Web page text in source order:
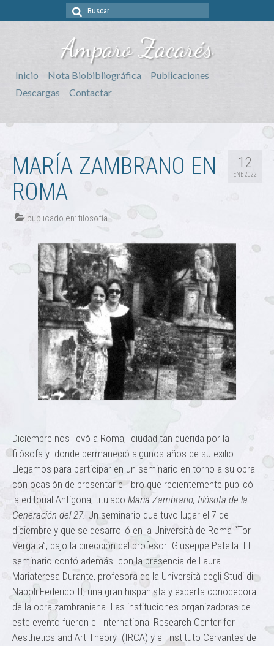
Buscar
Amparo Zacarés
Inicio Nota Biobibliográfica
Publicaciones
Descargas
Contactar
12
ENE 2022
MARÍA ZAMBRANO EN
ROMA
publicado en: filosofía
Diciembre nos llevó a Roma, ciudad tan querida por la
filósofa y donde permaneció algunos años de su exilio.
Llegamos para participar en un seminario en torno a su obra
con ocasión de presentar el libro que recientemente publicó
la editorial Antígona, titulado Maria Zambrano, filósofa de la
Generación del 27. Un seminario que tuvo lugar el 7 de
diciembre y que se desarrolló en la Università de Roma “Tor
Vergata”, bajo la dirección del profesor Giuseppe Patella. El
seminario contó además con la presencia de Laura
Mariateresa Durante, profesora de la Università degli Studi di
Napoli Federico II, una gran hispanista y experta conocedora
de la obra zambraniana. Las instituciones organizadoras de
este evento fueron el International Research Center for
Aesthetics and Art Theory (IRCA) y el Instituto Cervantes de